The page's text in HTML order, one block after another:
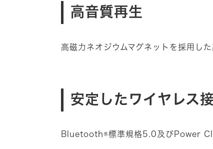
高音質再生
高磁力ネオジウムマグネットを採用し
安定したワイヤレス
Bluetooth®標準規格5.0及びPower